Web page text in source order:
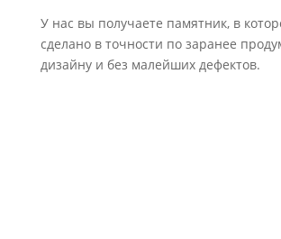
У нас вы получаете памятник, в
сделано в точности по заранее
дизайну и без малейших дефектов.